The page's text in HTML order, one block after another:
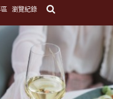
瀏覽紀錄